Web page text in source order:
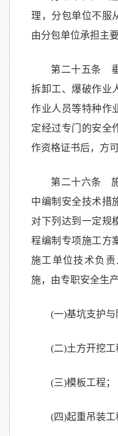
理，分包单位不服
由分包单位承担主要
第二十五条
拆卸工、爆破作业
作业人员等特种作
定经过专门的安全
作资格证书后，方
第二十六条
中编制安全技术措
对下列达到一定规
程编制专项施工方
施工单位技术负
施，由专职安全生
(一)基坑支护与
(二)土方开挖工
(三)模板工程；
(四)起重吊装工